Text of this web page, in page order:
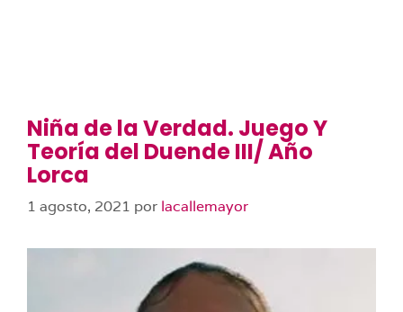
Niña de la Verdad. Juego Y
Teoría del Duende III/ Año
Lorca
1 agosto, 2021 por lacallemayor